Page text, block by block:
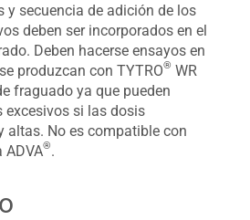
y secuencia de adición de los
deben ser incorporados en el
Deben hacerse ensayos en
produzcan con TYTRO® WR
fraguado ya que pueden
excesivos si las dosis
altas. No es compatible con
ADVA®.